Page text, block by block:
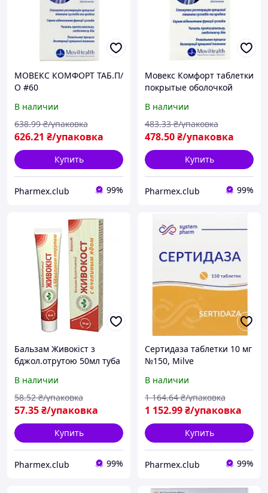
МОВЕКС КОМФОРТ ТАБ.П/
О #60
В наличии
626.21 ₴/упаковка
638.99 ₴/упаковка
Купить
Pharmex.club 99%
Мовекс Комфорт таблетки
покрытые оболочкой
В наличии
478.50₴/упаковка
483.33 ₴/упаковка
Купить
Pharmex.club 99%
Бальзам Живокіст з
бджол.отрутою 50мл туба
В наличии
57.35₴/упаковка
58.52 ₴/упаковка
Купить
Pharmex.club 99%
Сертидаза таблетки 10 мг
№150, Milve
В наличии
1 152.99₴/упаковка
1 164.64 ₴/упаковка
Купить
Pharmex.club 99%